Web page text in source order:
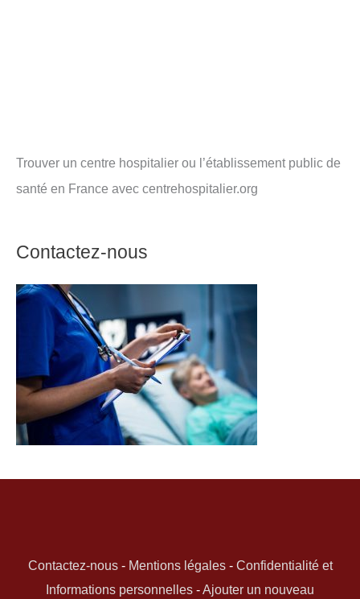
Trouver un centre hospitalier ou l’établissement public de
santé en France avec centrehospitalier.org
Contactez-nous
Contactez-nous- Mentions légales- Confidentialité et
Informations personnelles -Ajouter un nouveau